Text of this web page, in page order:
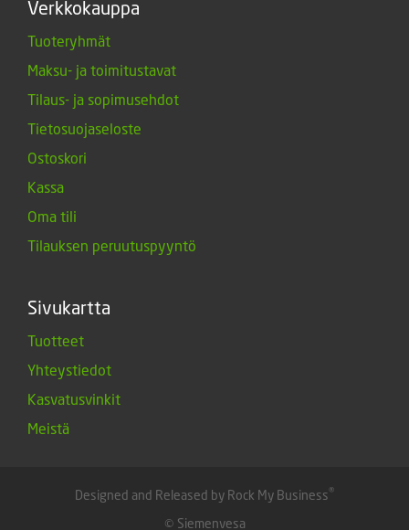
Verkkokauppa
Tuoteryhmät
Maksu- ja toimitustavat
Tilaus- ja sopimusehdot
Tietosuojaseloste
Ostoskori
Kassa
Oma tili
Tilauksen peruutuspyyntö
Sivukartta
Tuotteet
Yhteystiedot
Kasvatusvinkit
Meistä
Designed and Released by Rock My Business®
© Siemenvesa